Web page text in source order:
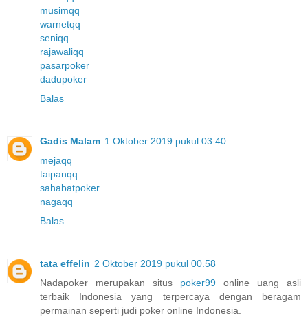
musimqq
warnetqq
seniqq
rajawaliqq
pasarpoker
dadupoker
Balas
Gadis Malam 1 Oktober 2019 pukul 03.40
mejaqq
taipanqq
sahabatpoker
nagaqq
Balas
tata effelin 2 Oktober 2019 pukul 00.58
Nadapoker merupakan situs poker99 online uang asli
terbaik Indonesia yang terpercaya dengan beragam
permainan seperti judi poker online Indonesia.